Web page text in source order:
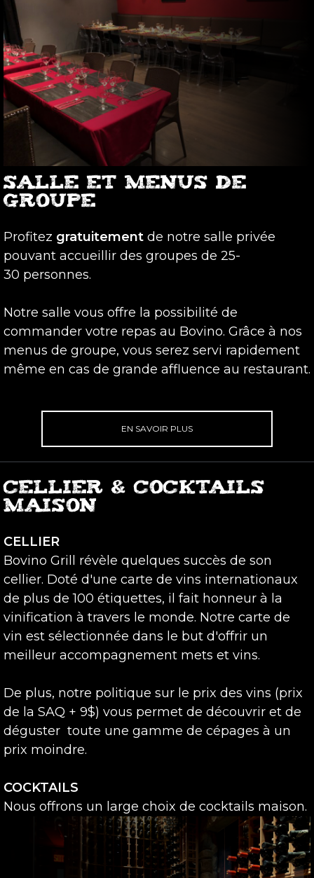
SALLE ET MENUS DE
GROUPE
Profitez gratuitement de notre salle privée
pouvant accueillir des groupes de 25-
30 personnes.
Notre salle vous offre la possibilité de
commander votre repas au Bovino. Grâce à nos
menus de groupe, vous serez servi rapidement
même en cas de grande affluence au restaurant.
EN SAVOIR PLUS
CELLIER & COCKTAILS
MAISON
CELLIER
Bovino Grill révèle quelques succès de son
cellier. Doté d'une carte de vins internationaux
de plus de 100 étiquettes, il fait honneur à la
vinification à travers le monde. Notre carte de
vin est sélectionnée dans le but d'offrir un
meilleur accompagnement mets et vins.
De plus, notre politique sur le prix des vins (prix
de la SAQ + 9$) vous permet de découvrir et de
déguster toute une gamme de cépages à un
prix moindre.
COCKTAILS
Nous offrons un large choix de cocktails maison.